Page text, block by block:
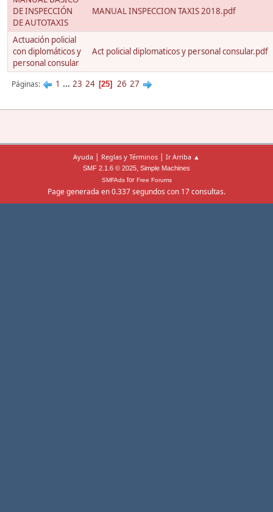
DE INSPECCIÓN
DE AUTOTAXIS
MANUAL INSPECCION TAXIS 2018.pdf
Actuación policial
con diplomáticos y
personal consular
Act policial diplomaticos y personal consular.pdf
Páginas 1 ... 23 24 25 26 27
Ayuda | Reglas y Términos | Ir Arriba ▲
SMF 2.1.6 © 2025, Simple Machines
SMFAdsfor Free Forums
Page generada en 0.337 segundos con 17 consultas.